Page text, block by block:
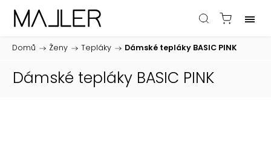
Domů / Ženy / Tepláky / Dámské tepláky BASIC PINK
Dámské tepláky BASIC PINK